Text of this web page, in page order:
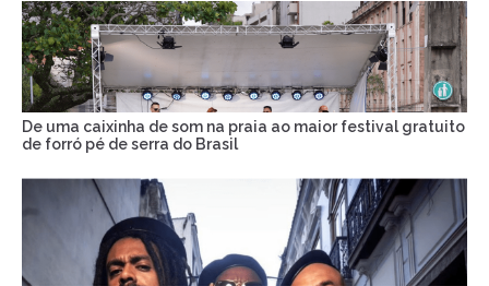
De uma caixinha de som na praia ao maior festival gratuito
de forró pé de serra do Brasil